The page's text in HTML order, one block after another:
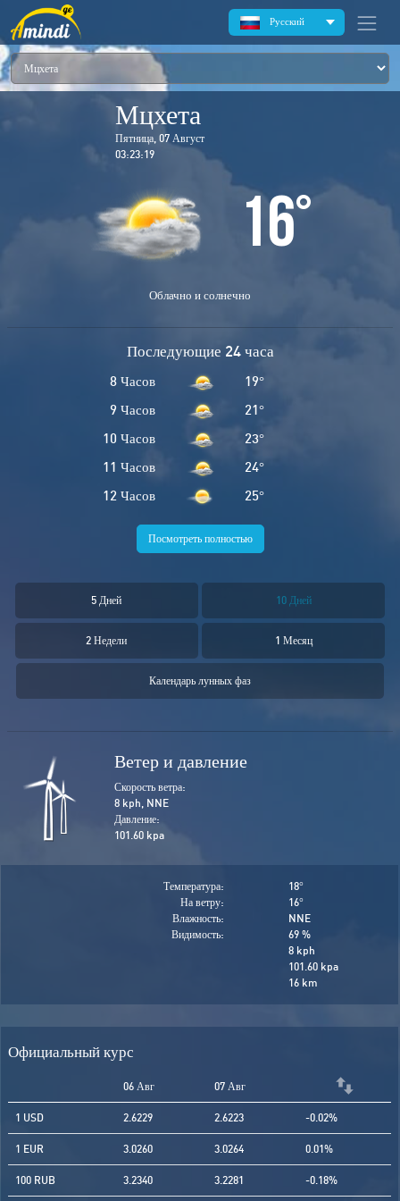
Русский
Мцхета
Пятница, 07 Август
03:23:19
16°
Облачно и солнечно
Последующие 24 часа
8 Часов 19°
9 Часов
21°
10 Часов
23°
11 Часов
24°
12 Часов
25°
Посмотреть полностью
5 Дней 10 Дней
2 Недели 1 Месяц
Календарь лунных фаз
Ветер и давление
Скорость ветра:
8 kph, NNE
Давление:
101.60 kpa
Температура:
На ветру:
Влажность:
Видимость:
18°
16°
NNE
69 %
8 kph
101.60 kpa
16 km
Официальный курс
06 Авг 07 Авг
1 USD 2.6229 2.6223 -0.02%
1 EUR 3.0260 3.0264 0.01%
100 RUB 3.2340 3.2281 -0.18%